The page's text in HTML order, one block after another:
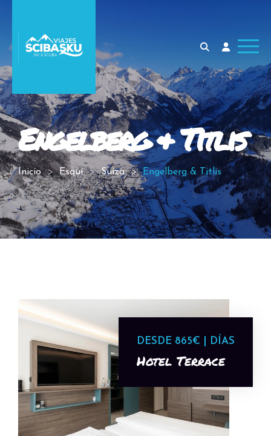
Engelberg & Titlis
Inicio Esquí Suiza Engelberg & Titlis
DESDE 865€ | DÍAS
Hotel Terrace